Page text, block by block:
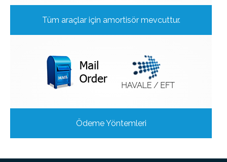
Tüm araçlar için amortisör mevcuttur.
Ödeme Yöntemleri